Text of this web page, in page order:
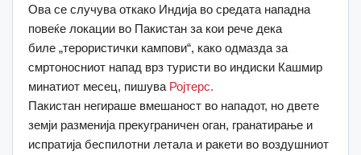
Ова се случува откако Индија во средата нападна
повеќе локации во Пакистан за кои рече дека
биле „терористички кампови“, како одмазда за
смртоносниот напад врз туристи во индиски Кашмир
минатиот месец, пишува Ројтерс.
Пакистан негираше вмешаност во нападот, но двете
земји разменија прекуграничен оган, гранатирање и
испратија беспилотни летала и ракети во воздушниот